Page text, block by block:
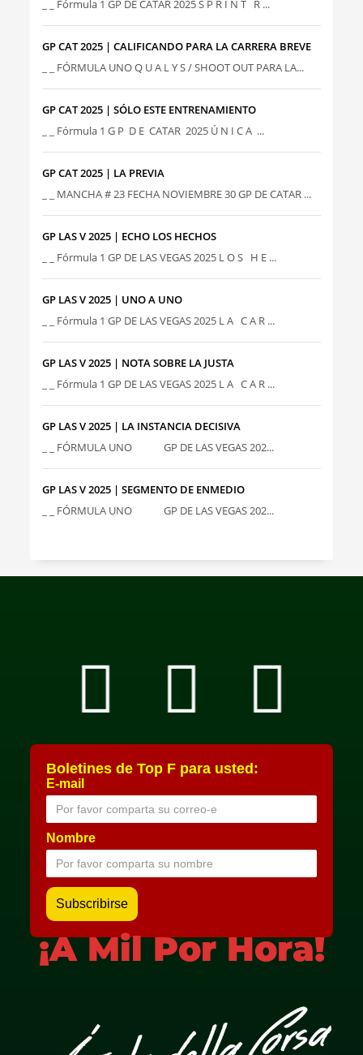
_ _ Fórmula 1 GP DE CATAR 2025 S P R I N T R ...
GP CAT 2025 | CALIFICANDO PARA LA CARRERA BREVE
_ _ FÓRMULA UNO Q U A L Y S / SHOOT OUT PARA LA...
GP CAT 2025 | SÓLO ESTE ENTRENAMIENTO
_ _ Fórmula 1 G P D E CATAR 2025 Ú N I C A ...
GP CAT 2025 | LA PREVIA
_ _ MANCHA # 23 FECHA NOVIEMBRE 30 GP DE CATAR ...
GP LAS V 2025 | ECHO LOS HECHOS
_ _ Fórmula 1 GP DE LAS VEGAS 2025 L O S H E ...
GP LAS V 2025 | UNO A UNO
_ _ Fórmula 1 GP DE LAS VEGAS 2025 L A C A R ...
GP LAS V 2025 | NOTA SOBRE LA JUSTA
_ _ Fórmula 1 GP DE LAS VEGAS 2025 L A C A R ...
GP LAS V 2025 | LA INSTANCIA DECISIVA
_ _ FÓRMULA UNO GP DE LAS VEGAS 202...
GP LAS V 2025 | SEGMENTO DE ENMEDIO
_ _ FÓRMULA UNO GP DE LAS VEGAS 202...
Boletines de Top F para usted:
E-mail
Nombre
¡A Mil Por Hora!